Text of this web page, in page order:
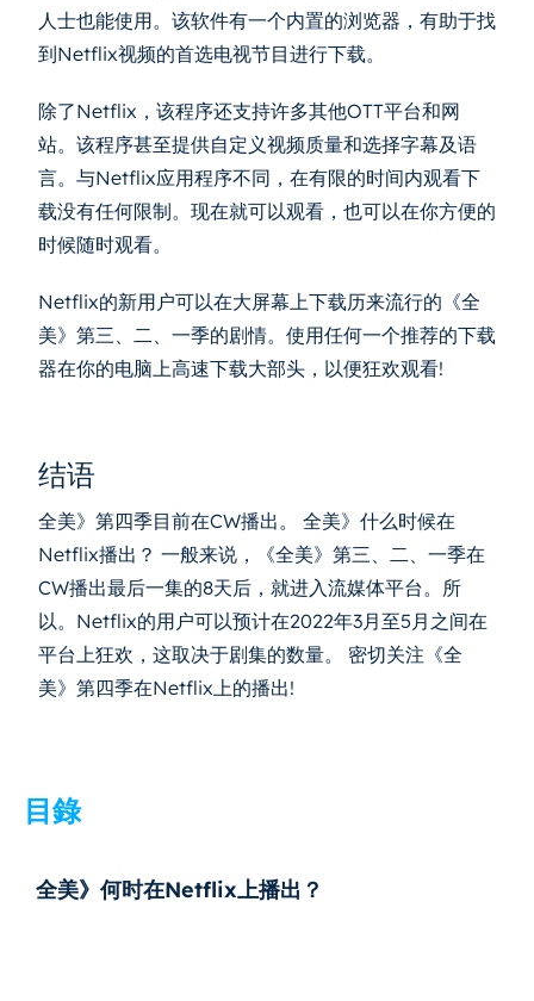
人士也能使用。该软件有一个内置的浏览器，有助于找
到Netflix视频的首选电视节目进行下载。
除了Netflix，该程序还支持许多其他OTT平台和网
站。该程序甚至提供自定义视频质量和选择字幕及语
言。与Netflix应用程序不同，在有限的时间内观看下
载没有任何限制。现在就可以观看，也可以在你方便的
时候随时观看。
Netflix的新用户可以在大屏幕上下载历来流行的《全
美》第三、二、一季的剧情。使用任何一个推荐的下载
器在你的电脑上高速下载大部头，以便狂欢观看!
结语
全美》第四季目前在CW播出。 全美》什么时候在
Netflix播出？ 一般来说，《全美》第三、二、一季在
CW播出最后一集的8天后，就进入流媒体平台。所
以。Netflix的用户可以预计在2022年3月至5月之间在
平台上狂欢，这取决于剧集的数量。 密切关注《全
美》第四季在Netflix上的播出!
目錄
全美》何时在Netflix上播出？